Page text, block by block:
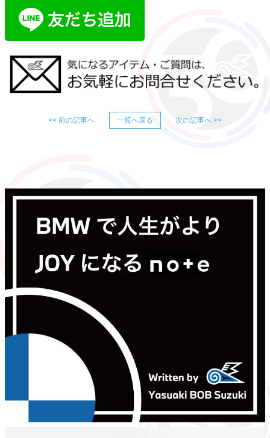
<< 前の記事へ 一覧へ戻る 次の記事へ >>